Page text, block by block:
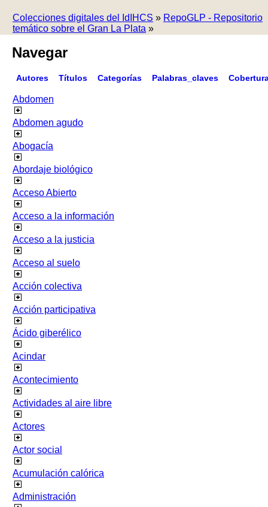
Colecciones digitales del IdIHCS » RepoGLP - Repositorio
temático sobre el Gran La Plata »
Navegar
Autores Títulos Categorías Palabras_claves
Abdomen
Abdomen agudo
Abogacía
Abordaje biológico
Acceso Abierto
Acceso a la información
Acceso a la justicia
Acceso al suelo
Acción colectiva
Acción participativa
Ácido giberélico
Acindar
Acontecimiento
Actividades al aire libre
Actores
Actor social
Acumulación calórica
Administración